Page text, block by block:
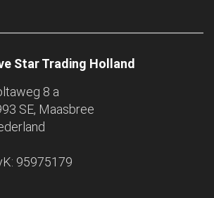
Star Trading Holland
8 a
SE, Maasbree
95975179